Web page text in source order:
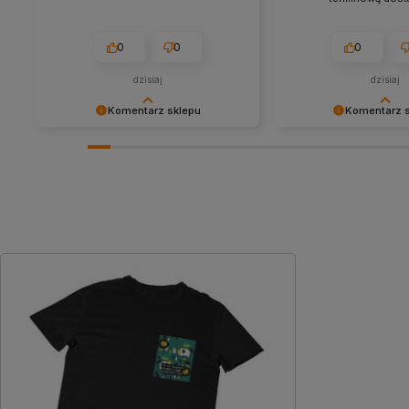
Komentarz sklepu
0 0
dzisiaj
Komentarz
nami Twoimi
0
dzisiaj